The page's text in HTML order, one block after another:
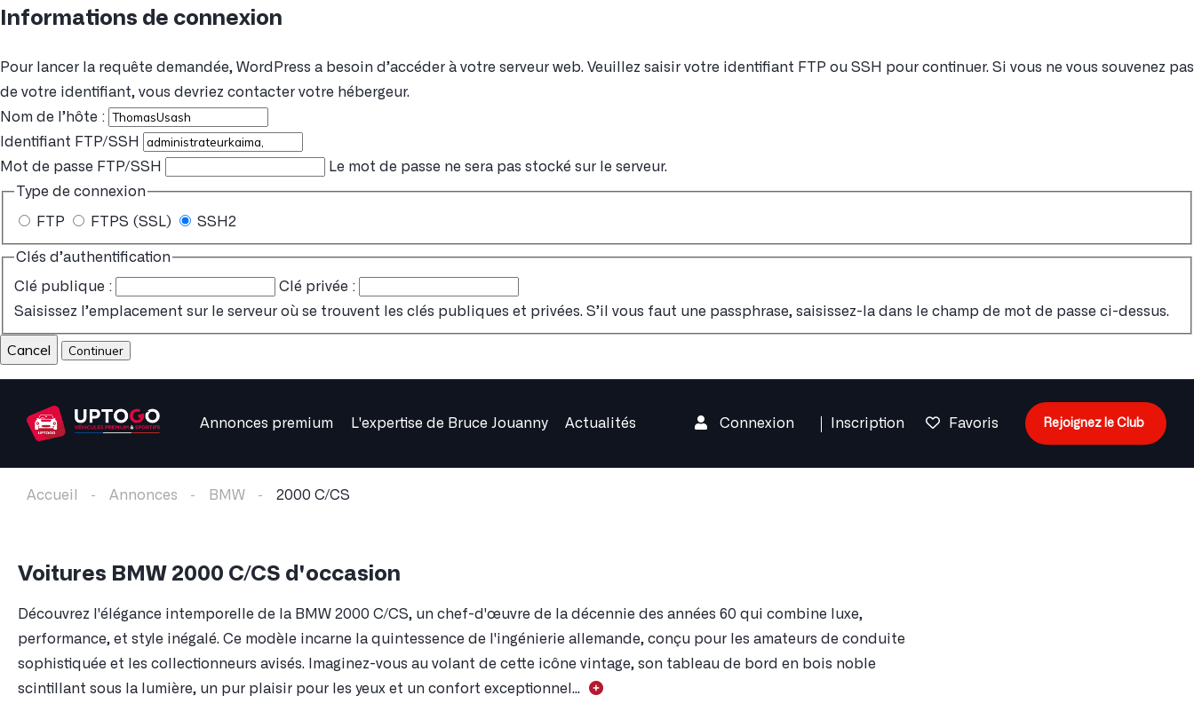
Informations de connexion
Pour lancer la requête demandée, WordPress a besoin d’accéder à votre serveur web. Veuillez saisir votre identifiant FTP ou SSH pour continuer. Si vous ne vous souvenez pas
de votre identifiant, vous devriez contacter votre hébergeur.
Nom de l’hôte :
Identifiant FTP/SSH
Mot de passe FTP/SSH
Le mot de passe ne sera pas stocké sur le serveur.
Type de connexion
FTP FTPS (SSL) SSH2
Clés d’authentification
Clé publique :
Clé privée :
Saisissez l’emplacement sur le serveur où se trouvent les clés publiques et privées. S’il vous faut une passphrase, saisissez-la dans le champ de mot de passe ci-dessus.
Cancel
Annonces premium L'expertise de Bruce Jouanny Actualités Connexion Inscription Favoris Rejoignez le Club
Accueil Annonces BMW 2000 C/CS
Voitures BMW 2000 C/CS d'occasion
Découvrez l'élégance intemporelle de la BMW 2000 C/CS, un chef-d'œuvre de la décennie des années 60 qui combine luxe,
performance, et style inégalé. Ce modèle incarne la quintessence de l'ingénierie allemande, conçu pour les amateurs de conduite
sophistiquée et les collectionneurs avisés. Imaginez-vous au volant de cette icône vintage, son tableau de bord en bois noble
scintillant sous la lumière, un pur plaisir pour les yeux et un confort exceptionnel...